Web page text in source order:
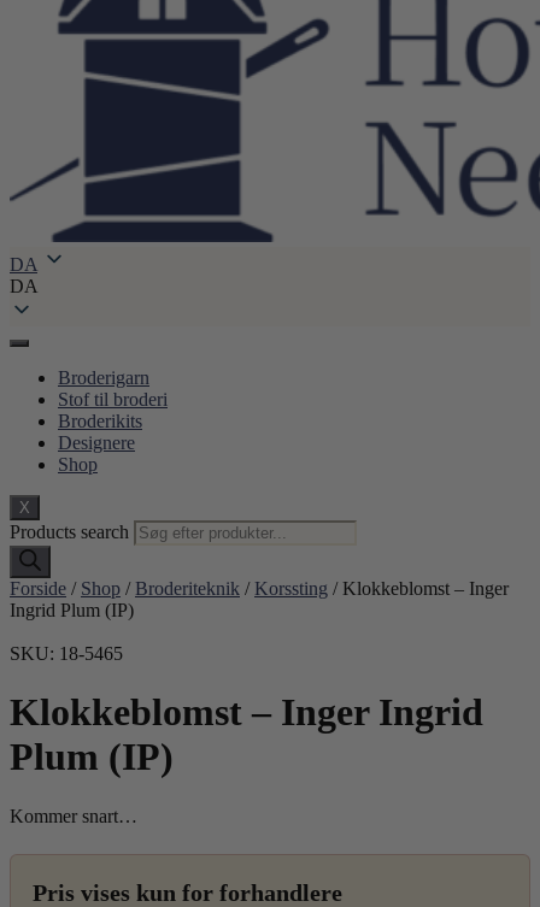
DA
DA
Broderigarn
Stof til broderi
Broderikits
Designere
Shop
X
Products search
Forside / Shop / Broderiteknik / Korssting / Klokkeblomst – Inger
Ingrid Plum (IP)
SKU: 18-5465
Klokkeblomst – Inger Ingrid
Plum (IP)
Kommer snart…
Pris vises kun for forhandlere